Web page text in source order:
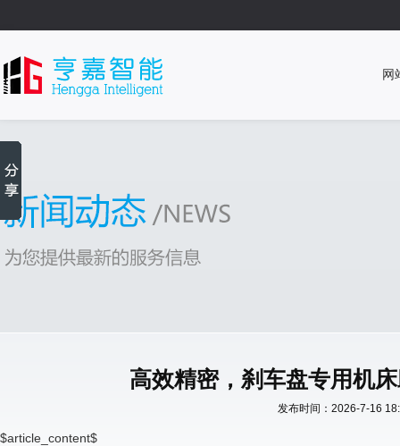
网
高效精密，刹车盘专用机
发布时间：2026-7-16
$article_content$